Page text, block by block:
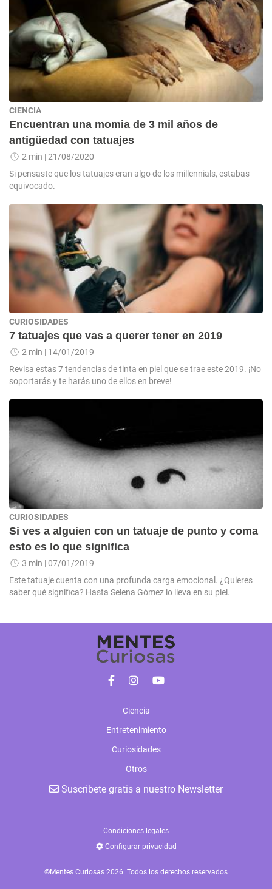
CIENCIA
Encuentran una momia de 3 mil años de
antigüedad con tatuajes
2 min | 21/08/2020
Si pensaste que los tatuajes eran algo de los millennials, estabas
equivocado.
CURIOSIDADES
7 tatuajes que vas a querer tener en 2019
2 min | 14/01/2019
Revisa estas 7 tendencias de tinta en piel que se trae este 2019. ¡No
soportarás y te harás uno de ellos en breve!
CURIOSIDADES
Si ves a alguien con un tatuaje de punto y coma
esto es lo que significa
3 min | 07/01/2019
Este tatuaje cuenta con una profunda carga emocional. ¿Quieres
saber qué significa? Hasta Selena Gómez lo lleva en su piel.
Ciencia
Entretenimiento
Curiosidades
Otros
Suscribete gratis a nuestro Newsletter
Condiciones legales
Configurar privacidad
©Mentes Curiosas 2026. Todos los derechos reservados